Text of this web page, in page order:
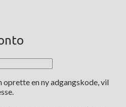
oprette en ny adgangskode, vil